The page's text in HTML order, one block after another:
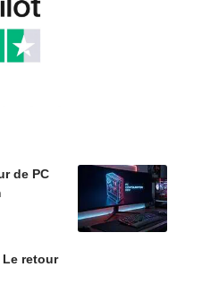
de PC
Le retour